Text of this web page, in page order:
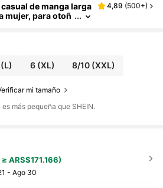
de manga larga
mujer, para otoñ
4,89 (500+)
6 (XL) 8/10(XXL)
mi tamaño
más pequeña que SHEIN.
ARS$171.166)
- Ago 30